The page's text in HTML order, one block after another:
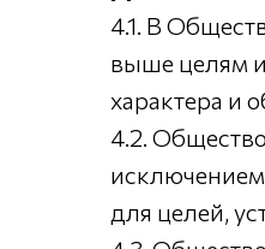
4.1. В
выше целям
характера и
4.2.
для целей,